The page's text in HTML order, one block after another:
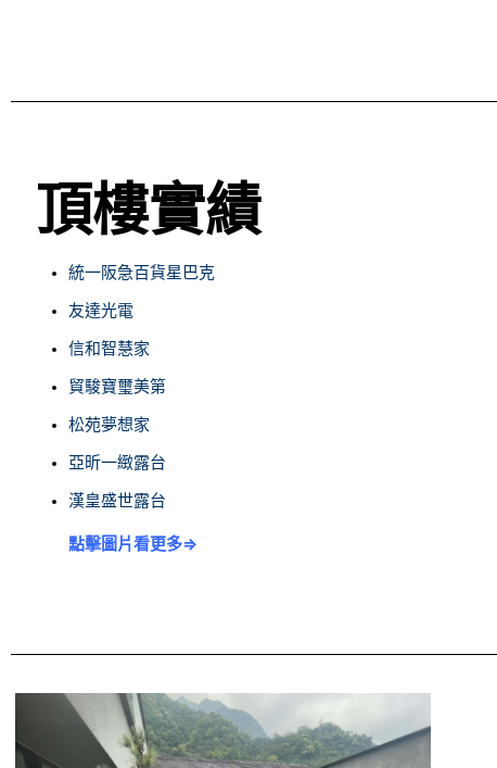
頂樓實績
統一阪急百貨星巴克
友達光電
信和智慧家
貿駿寶璽美第
松苑夢想家
亞昕一緻露台
漢皇盛世露台
點擊圖片看更多⇒